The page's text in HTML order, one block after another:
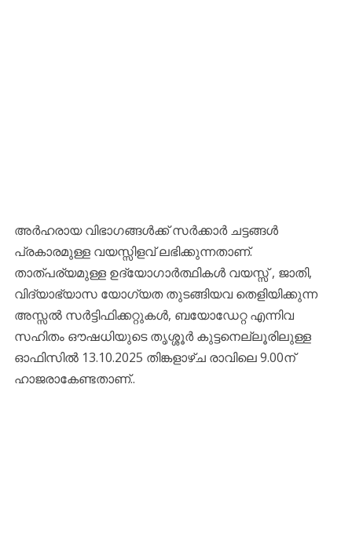
അർഹരായ വിഭാഗങ്ങൾക്ക് സർക്കാർ ചട്ടങ്ങൾ
പ്രകാരമുള്ള വയസ്സിളവ് ലഭിക്കുന്നതാണ്.
താത്‌പര്യമുള്ള ഉദ്യോഗാർത്ഥികൾ വയസ്സ് , ജാതി,
വിദ്യാഭ്യാസ യോഗ്യത തുടങ്ങിയവ തെളിയിക്കുന്ന
അസ്സൽ സർട്ടിഫിക്കറ്റുകൾ, ബയോഡേറ്റ എന്നിവ
സഹിതം ഔഷധിയുടെ തൃശ്ശൂർ കുട്ടനെല്ലൂരിലുള്ള
ഓഫിസിൽ 13.10.2025 തിങ്കളാഴ്ച രാവിലെ 9.00ന്
ഹാജരാകേണ്ടതാണ്..